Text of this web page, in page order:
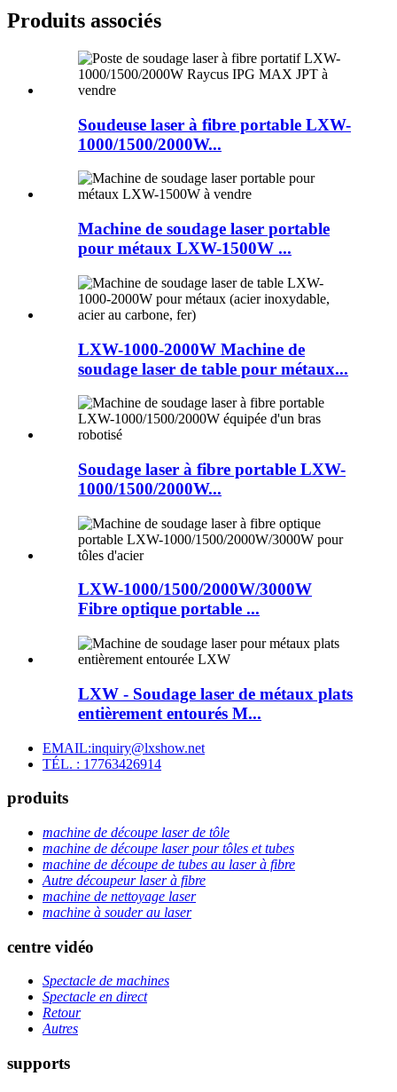
Produits associés
Soudeuse laser à fibre portable LXW-
1000/1500/2000W...
Machine de soudage laser portable
pour métaux LXW-1500W ...
LXW-1000-2000W Machine de
soudage laser de table pour métaux...
Soudage laser à fibre portable LXW-
1000/1500/2000W...
LXW-1000/1500/2000W/3000W
Fibre optique portable ...
LXW - Soudage laser de métaux plats
entièrement entourés M...
EMAIL:inquiry@lxshow.net
TÉL. : 17763426914
produits
machine de découpe laser de tôle
machine de découpe laser pour tôles et tubes
machine de découpe de tubes au laser à fibre
Autre découpeur laser à fibre
machine de nettoyage laser
machine à souder au laser
centre vidéo
Spectacle de machines
Spectacle en direct
Retour
Autres
supports